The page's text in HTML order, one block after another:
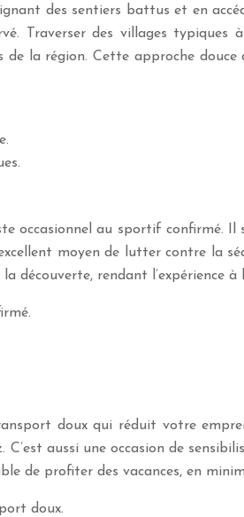
des sentiers battus et en
Traverser des villages
la région. Cette approche
occasionnel au sportif confirmé.
moyen de lutter contre la
découverte, rendant l’expérience
doux qui réduit votre
aussi une occasion de
de profiter des vacances, en
doux.